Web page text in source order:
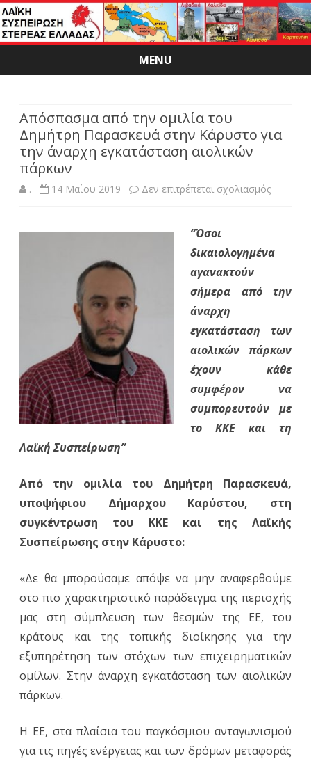
MENU
Skip
Απόσπασμα από την ομιλία του
Δημήτρη Παρασκευά στην Κάρυστο για
την άναρχη εγκατάσταση αιολικών
πάρκων
. 14 Μαΐου 2019 Δεν επιτρέπεται σχολιασμόςστο
την
Δημήτρη
Κάρυστο
για
άναρχη
αιολικών
“Όσοι
δικαιολογημένα
αγανακτούν
σήμερα από την
άναρχη
εγκατάσταση των
αιολικών πάρκων
έχουν κάθε
συμφέρον να
συμπορευτούν με
το ΚΚΕ και τη
Λαϊκή Συσπείρωση”
Από την ομιλία του Δημήτρη Παρασκευά,
υποψήφιου Δήμαρχου Καρύστου, στη
συγκέντρωση του ΚΚΕ και της Λαϊκής
Συσπείρωσης στην Κάρυστο:
«Δε θα μπορούσαμε απόψε να μην αναφερθούμε
στο πιο χαρακτηριστικό παράδειγμα της περιοχής
μας στη σύμπλευση των θεσμών της ΕΕ, του
κράτους και της τοπικής διοίκησης για την
εξυπηρέτηση των στόχων των επιχειρηματικών
ομίλων. Στην άναρχη εγκατάσταση των αιολικών
πάρκων.
Η ΕΕ, στα πλαίσια του παγκόσμιου ανταγωνισμού
για τις πηγές ενέργειας και των δρόμων μεταφοράς